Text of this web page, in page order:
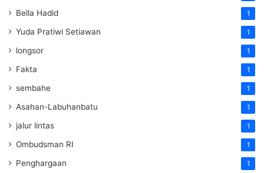
Bella Hadid 1
Yuda Pratiwi Setiawan 1
longsor 1
Fakta 1
sembahe 1
Asahan-Labuhanbatu 1
jalur lintas 1
Ombudsman RI 1
Penghargaan 1